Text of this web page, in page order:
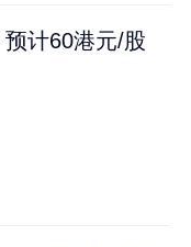
计60港元/股